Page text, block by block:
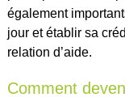
également
jour et établir sa
relation d’aide.
Comment